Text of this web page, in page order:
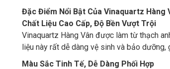
Đặc Điểm Nổi Bật Của Vinaquartz Hàng
Chất Liệu Cao Cấp, Độ Bền Vượt Trội
Vinaquartz Hàng Vân được làm từ thạch
liệu này rất dễ dàng vệ sinh và bảo
Màu Sắc Tinh Tế, Dễ Dàng Phối Hợp